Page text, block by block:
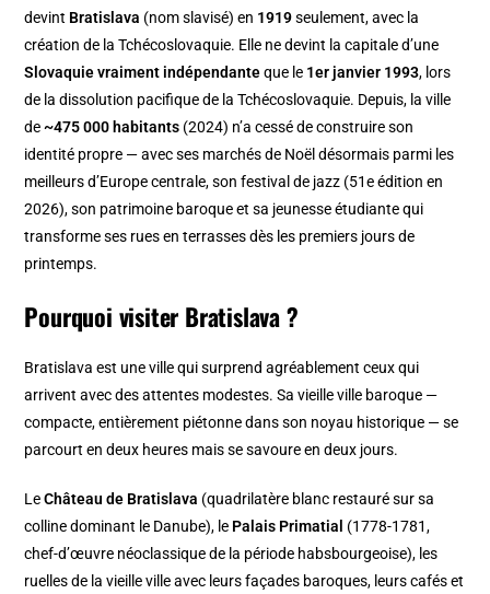
devint Bratislava (nom slavisé) en 1919seulement, avec la
création de la Tchécoslovaquie. Elle ne devint la capitale d’une
Slovaquie vraiment indépendanteque le 1er janvier 1993, lors
de la dissolution pacifique de la Tchécoslovaquie. Depuis, la ville
de~475 000 habitants (2024) n’a cessé de construire son
identité propre — avec ses marchés de Noël désormais parmi les
meilleurs d’Europe centrale, son festival de jazz (51e édition en
2026), son patrimoine baroque et sa jeunesse étudiante qui
transforme ses rues en terrasses dès les premiers jours de
printemps.
Pourquoi visiter Bratislava ?
Bratislava est une ville qui surprend agréablement ceux qui
arrivent avec des attentes modestes. Sa vieille ville baroque —
compacte, entièrement piétonne dans son noyau historique — se
parcourt en deux heures mais se savoure en deux jours.
LeChâteau de Bratislava (quadrilatère blanc restauré sur sa
colline dominant le Danube), le Palais Primatial (1778-1781,
chef-d’œuvre néoclassique de la période habsbourgeoise), les
ruelles de la vieille ville avec leurs façades baroques, leurs cafés et